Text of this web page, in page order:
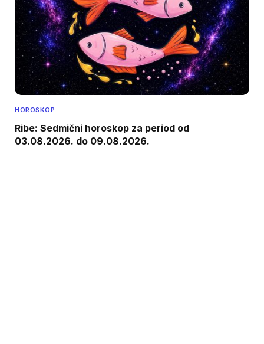
HOROSKOP
Ribe: Sedmični horoskop za period od
03.08.2026. do 09.08.2026.